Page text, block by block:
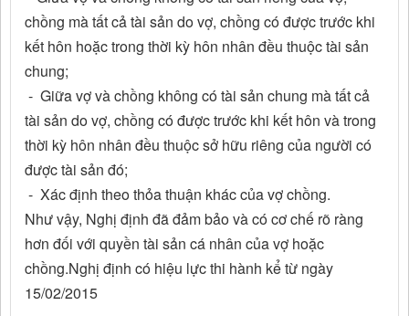
chồng mà tất cả tài sản do vợ, chồng có được trước khi
kết hôn hoặc trong thời kỳ hôn nhân đều thuộc tài sản
chung;
- Giữa vợ và chồng không có tài sản chung mà tất cả
tài sản do vợ, chồng có được trước khi kết hôn và trong
thời kỳ hôn nhân đều thuộc sở hữu riêng của người có
được tài sản đó;
- Xác định theo thỏa thuận khác của vợ chồng.
Như vậy, Nghị định đã đảm bảo và có cơ chế rõ ràng
hơn đối với quyền tài sản cá nhân của vợ hoặc
chồng.Nghị định có hiệu lực thi hành kể từ ngày
15/02/2015